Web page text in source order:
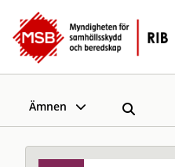
Ämnen